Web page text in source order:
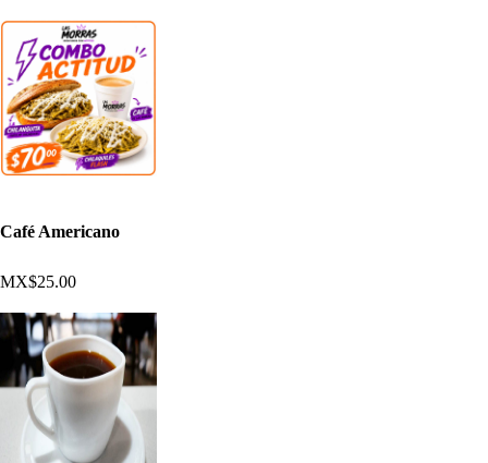
Café Americano
MX$25.00